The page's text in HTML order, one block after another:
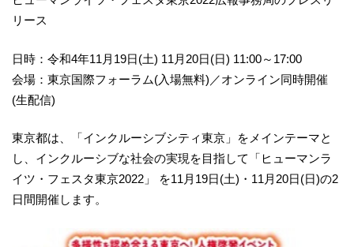
リース
日時：令和4年11月19日(土) 11月20日(日) 11:00～17:00
会場：東京国際フォーラム(入場無料)／オンライン同時開催
(生配信)
東京都は、「インクルーシブシティ東京」をメインテーマと
し、インクルーシブな社会の実現を目指して「ヒューマンラ
イツ・フェスタ東京2022」 を11月19日(土)・11月20日(日)の2
日間開催します。